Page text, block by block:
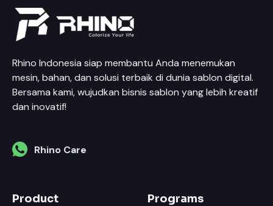
Rhino Indonesia siap membantu Anda menemukan
mesin, bahan, dan solusi terbaik di dunia sablon digital.
Bersama kami, wujudkan bisnis sablon yang lebih kreatif
dan inovatif!
Rhino Care
Product Programs